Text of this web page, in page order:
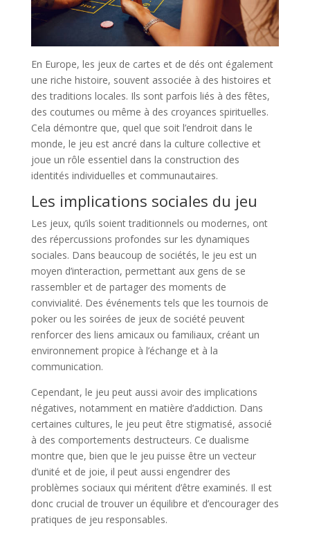
En Europe, les jeux de cartes et de dés ont également
une riche histoire, souvent associée à des histoires et
des traditions locales. Ils sont parfois liés à des fêtes,
des coutumes ou même à des croyances spirituelles.
Cela démontre que, quel que soit l’endroit dans le
monde, le jeu est ancré dans la culture collective et
joue un rôle essentiel dans la construction des
identités individuelles et communautaires.
Les implications sociales du jeu
Les jeux, qu’ils soient traditionnels ou modernes, ont
des répercussions profondes sur les dynamiques
sociales. Dans beaucoup de sociétés, le jeu est un
moyen d’interaction, permettant aux gens de se
rassembler et de partager des moments de
convivialité. Des événements tels que les tournois de
poker ou les soirées de jeux de société peuvent
renforcer des liens amicaux ou familiaux, créant un
environnement propice à l’échange et à la
communication.
Cependant, le jeu peut aussi avoir des implications
négatives, notamment en matière d’addiction. Dans
certaines cultures, le jeu peut être stigmatisé, associé
à des comportements destructeurs. Ce dualisme
montre que, bien que le jeu puisse être un vecteur
d’unité et de joie, il peut aussi engendrer des
problèmes sociaux qui méritent d’être examinés. Il est
donc crucial de trouver un équilibre et d’encourager des
pratiques de jeu responsables.